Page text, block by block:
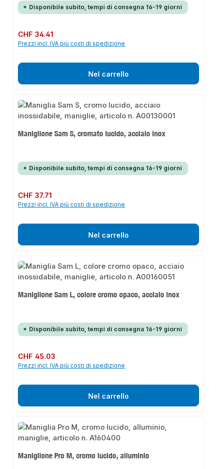
Disponibile subito, tempi di consegna 16-19 giorni
Prezzo normale:
CHF 34.41
Prezzi incl. IVA più costi di spedizione
Nel carrello
Maniglione Sam S, cromato lucido, acciaio inox
Disponibile subito, tempi di consegna 16-19 giorni
Prezzo normale:
CHF 37.71
Prezzi incl. IVA più costi di spedizione
Nel carrello
Maniglione Sam L, colore cromo opaco, acciaio inox
Disponibile subito, tempi di consegna 16-19 giorni
Prezzo normale:
CHF 45.03
Prezzi incl. IVA più costi di spedizione
Nel carrello
Maniglione Pro M, cromo lucido, alluminio